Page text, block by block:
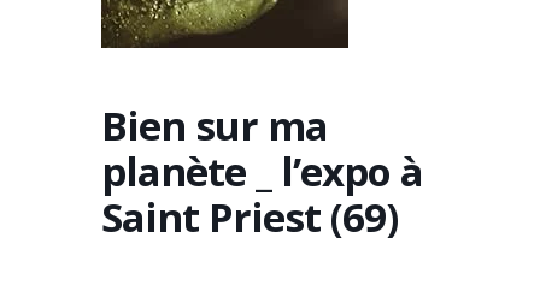
Bien sur ma
planète _ l’expo à
Saint Priest (69)